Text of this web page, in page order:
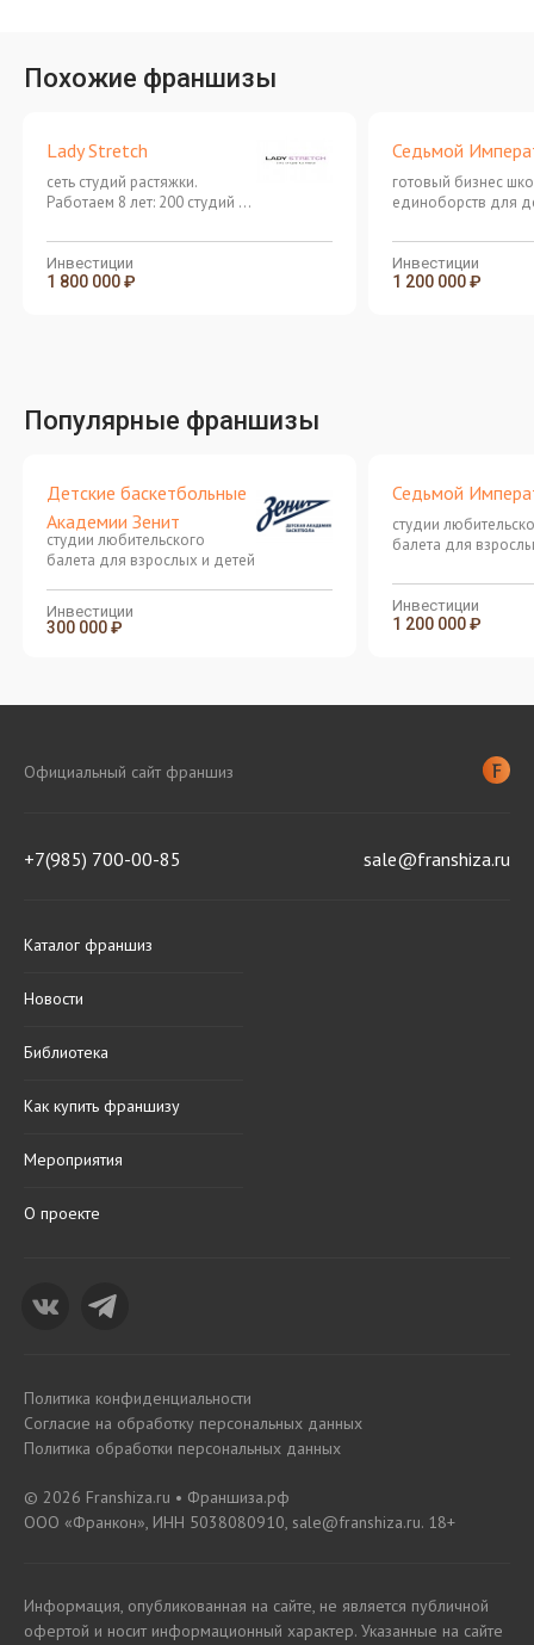
Похожие франшизы
Lady Stretch
сеть студий растяжки.
Работаем 8 лет: 200 студий в
Инвестиции
1 800 000 ₽
Седьмой
готовый бизнес
единоборств для
Инвестиции
1 200 000 ₽
Популярные франшизы
Детские баскетбольные
Академии Зенит
студии любительского
балета для взрослых и детей
Инвестиции
300 000 ₽
Седьмой
студии
балета для
Инвестиции
1 200 000 ₽
Официальный сайт франшиз
+7(985) 700-00-85 sale@franshiza.ru
Каталог франшиз
Новости
Библиотека
Как купить франшизу
Мероприятия
О проекте
Политика конфиденциальности
Согласие на обработку персональных данных
Политика обработки персональных данных
© 2026 Franshiza.ru • Франшиза.рф
ООО «Франкон», ИНН 5038080910, sale@franshiza.ru. 18+
Информация, опубликованная на сайте, не является публичной
офертой и носит информационный характер. Указанные на сайте